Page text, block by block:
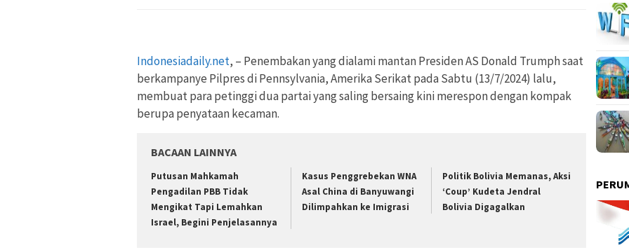
Indonesiadaily.net, – Penembakan yang dialami mantan Presiden AS Donald Trumph saat
berkampanye Pilpres di Pennsylvania, Amerika Serikat pada Sabtu (13/7/2024) lalu,
membuat para petinggi dua partai yang saling bersaing kini merespon dengan kompak
berupa penyataan kecaman.
BACAAN LAINNYA
Putusan Mahkamah
Pengadilan PBB Tidak
Mengikat Tapi Lemahkan
Israel, Begini Penjelasannya
Kasus Penggrebekan WNA
Asal China di Banyuwangi
Dilimpahkan ke Imigrasi
Politik Bolivia Memanas, Aksi
‘Coup’ Kudeta Jendral
Bolivia Digagalkan